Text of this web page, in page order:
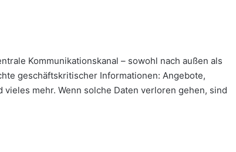
Kommunikationskanal – sowohl nach außen als
geschäftskritischer Informationen: Angebote,
mehr. Wenn solche Daten verloren gehen, sind